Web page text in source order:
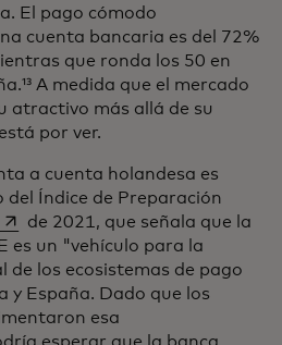
El pago cómodo
cuenta bancaria es del 72%
que ronda los 50 en
A medida que el mercado
atractivo más allá de su
por ver.
a cuenta holandesa es
Índice de Preparación
abre en una pestaña nueva
de 2021, que señala que la
es un "vehículo para la
los ecosistemas de pago
y España. Dado que los
esa